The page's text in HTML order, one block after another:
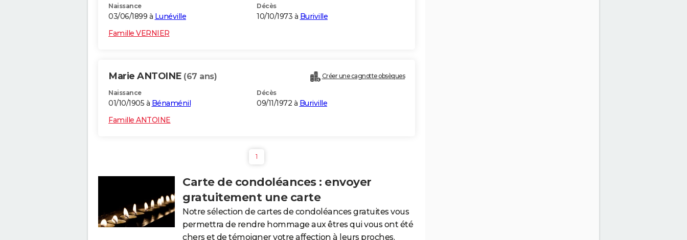
Naissance
03/06/1899 à Lunéville
Décès
10/10/1973 à Buriville
Famille VERNIER
Marie ANTOINE (67 ans) Créer une cagnotte obsèques
Naissance
01/10/1905 à Bénaménil
Décès
09/11/1972 à Buriville
Famille ANTOINE
1
Carte de condoléances : envoyer
gratuitement une carte
Notre sélection de cartes de condoléances gratuites vous
permettra de rendre hommage aux êtres qui vous ont été
chers et de témoigner votre affection à leurs proches.